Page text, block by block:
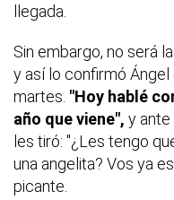
llegada.
Sin embargo, no será
y así lo confirmó
martes. "Hoy hablé
año que viene", y ante
les tiró: "¿Les tengo
una angelita? Vos ya
picante.